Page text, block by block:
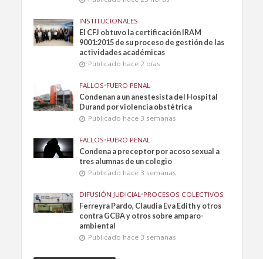
INSTITUCIONALES
El CFJ obtuvo la certificación IRAM
9001:2015 de su proceso de gestión de las
actividades académicas
Publicado hace 2 días
FALLOS•FUERO PENAL
Condenan a un anestesista del Hospital
Durand por violencia obstétrica
Publicado hace 3 semanas
FALLOS•FUERO PENAL
Condena a preceptor por acoso sexual a
tres alumnas de un colegio
Publicado hace 3 semanas
DIFUSIÓN JUDICIAL•PROCESOS COLECTIVOS
Ferreyra Pardo, Claudia Eva Edith y otros
contra GCBA y otros sobre amparo-
ambiental
Publicado hace 3 semanas